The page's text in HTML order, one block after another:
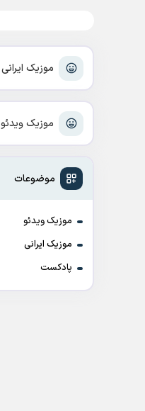
موزیک ایرانی
موزیک ویدئو
موضوعات
موزیک ویدئو
موزیک ایرانی
پادکست